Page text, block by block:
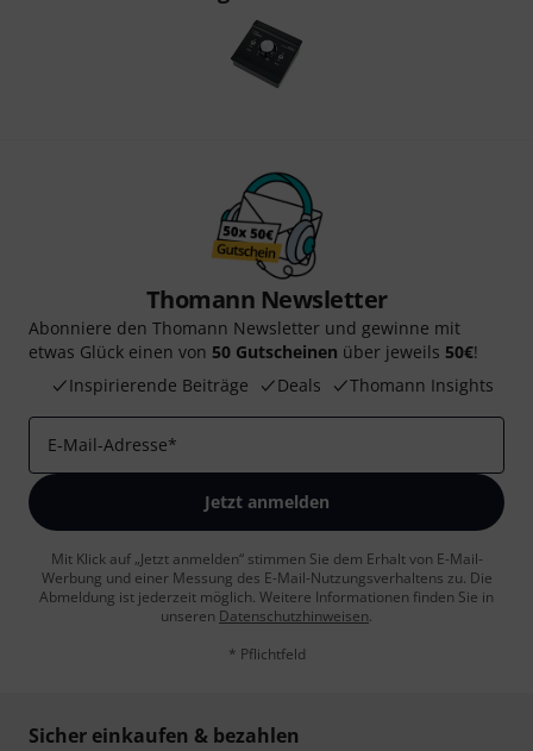
Thomann Newsletter
Abonniere den Thomann Newsletter und gewinne mit
etwas Glück einen von 50 Gutscheinen über jeweils 50€!
Inspirierende Beiträge
Deals Thomann Insights
E-Mail-Adresse*
Jetzt anmelden
Mit Klick auf „Jetzt anmelden“ stimmen Sie dem Erhalt von E-Mail-
Werbung und einer Messung des E-Mail-Nutzungsverhaltens zu. Die
Abmeldung ist jederzeit möglich. Weitere Informationen finden Sie in
unseren Datenschutzhinweisen.
* Pflichtfeld
Sicher einkaufen & bezahlen